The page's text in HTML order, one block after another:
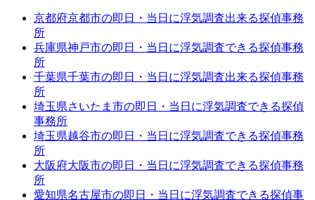
京都府京都市の即日・当日に浮気調査出来る探偵事務
所
兵庫県神戸市の即日・当日に浮気調査できる探偵事務
所
千葉県千葉市の即日・当日に浮気調査出来る探偵事務
所
埼玉県さいたま市の即日・当日に浮気調査できる探偵
事務所
埼玉県越谷市の即日・当日に浮気調査できる探偵事務
所
大阪府大阪市の即日・当日に浮気調査できる探偵事務
所
愛知県名古屋市の即日・当日に浮気調査できる探偵事